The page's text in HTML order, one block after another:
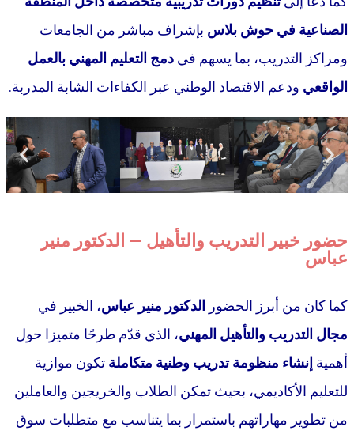
الصناعية في حوش بلاس بإشراف مباشر من الجامعات
ومراكز التدريب، بما يسهم في دمج التعليم المهني بالعمل
الواقعي ودعم الاقتصاد الوطني عبر الكفاءات الشابة المدربة.
حضور خبير التدريب والتأهيل — الدكتور منير
عباس
كما كان من أبرز الحضور الدكتور منير عباس، الخبير في
مجال التدريب والتأهيل المهني، الذي قدّم طرحًا متميزا حول
أهمية إنشاء منظومة تدريب وطنية متكاملة تكون موازية
للتعليم الأكاديمي، بحيث تمكن الطلاب والخريجين والعاملين
من تطوير مهاراتهم باستمرار بما يتناسب مع متطلبات سوق